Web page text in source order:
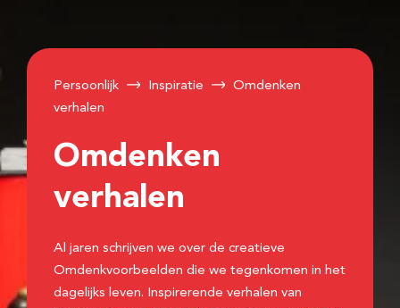
Persoonlijk Inspiratie
Omdenken
verhalen
Omdenken
verhalen
Al jaren schrijven we over de creatieve
Omdenkvoorbeelden die we tegenkomen in het
dagelijks leven. Inspirerende verhalen van